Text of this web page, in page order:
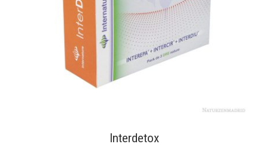
Interdetox